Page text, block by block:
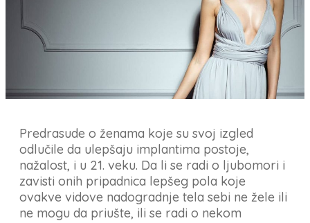
Predrasude o ženama koje su svoj izgled
odlučile da ulepšaju implantima postoje,
nažalost, i u 21. veku. Da li se radi o ljubomori i
zavisti onih pripadnica lepšeg pola koje
ovakve vidove nadogradnje tela sebi ne žele ili
ne mogu da priušte, ili se radi o nekom